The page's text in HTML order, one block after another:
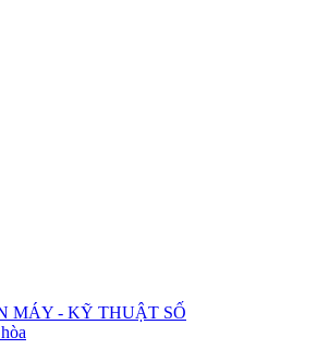
MÁY - KỸ THUẬT SỐ